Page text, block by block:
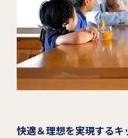
快適＆理想を実現する